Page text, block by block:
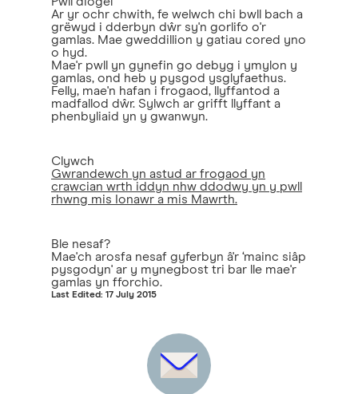
Ar yr ochr chwith, fe welwch chi bwll bach a
grëwyd i dderbyn dŵr sy'n gorlifo o'r
gamlas. Mae gweddillion y gatiau cored yno
o hyd.
Mae'r pwll yn gynefin go debyg i ymylon y
gamlas, ond heb y pysgod ysglyfaethus.
Felly, mae'n hafan i frogaod, llyffantod a
madfallod dŵr. Sylwch ar grifft llyffant a
phenbyliaid yn y gwanwyn.
Clywch
Gwrandewch yn astud ar frogaod yn
crawcian wrth iddyn nhw ddodwy yn y pwll
rhwng mis Ionawr a mis Mawrth.
Ble nesaf?
Mae'ch arosfa nesaf gyferbyn â'r ‘mainc siâp
pysgodyn' ar y mynegbost tri bar lle mae'r
gamlas yn fforchio.
Last Edited: 17 July 2015